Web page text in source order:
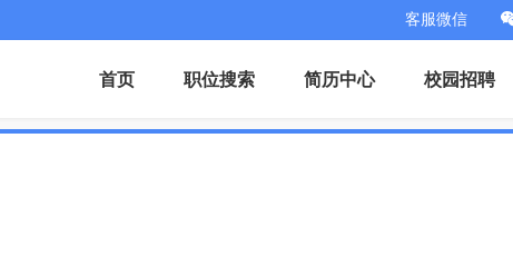
客服微信
首页 职位搜索 简历中心 校园招聘